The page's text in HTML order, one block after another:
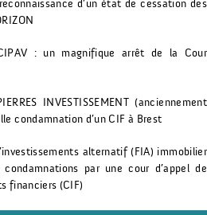
d’un état de cessation des
: un magnifique arrêt de la Cour
INVESTISSEMENT (anciennement
condamnation d’un CIF à Brest
alternatif (FIA) immobilier
condamnations par une cour d’appel de
financiers (CIF)